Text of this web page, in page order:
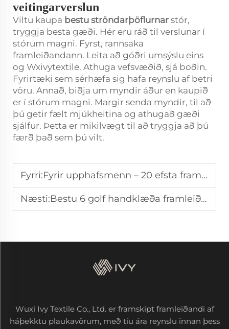
veitingarverslun
Viltu kaupa bestu ströndarþöflurnar stór,
tryggja besta gæði. Hér eru ráð til verslunar í
stórum magni. Fyrst, rannsaka
framleiðandann. Leita að góðri umsýslu eins
og Wxivytextile. Athuga vefsvæðið, sjá boðin.
Fyrirtæki sem sérhæfa sig hafa reynslu af betri
vöru. Annað, biðja um myndir áður en kaupið
er í stórum magni. Margir senda myndir, til að
þú getir fælt mjúkheitina og athugað gæði
sjálfur. Þetta er mikilvægt til að tryggja að þú
færð það sem þú vilt.
Fyrri:Fyrir upphafsmenn – 20 efsta framleiðendur golfvagnshandklæða í Brasilíu
Næsti:Bestu 6 golf handklæða framleiðandi í Svíþjóð
Wuxi Ivy Textile Co., Ltd. er framskipt framleiðandi af
háþekktu plaukavörum, með tíu ára reynslu innan þess